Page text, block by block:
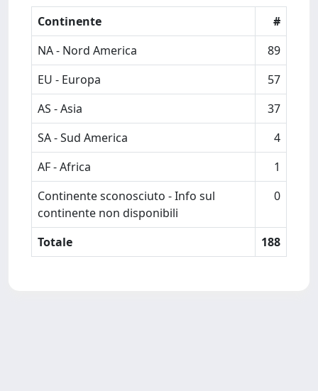
Continente
#
NA - Nord America
89
EU - Europa
57
AS - Asia
37
SA - Sud America
4
AF - Africa
1
Continente sconosciuto - Info sul
continente non disponibili
0
Totale 188